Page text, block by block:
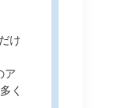
け
ア
く